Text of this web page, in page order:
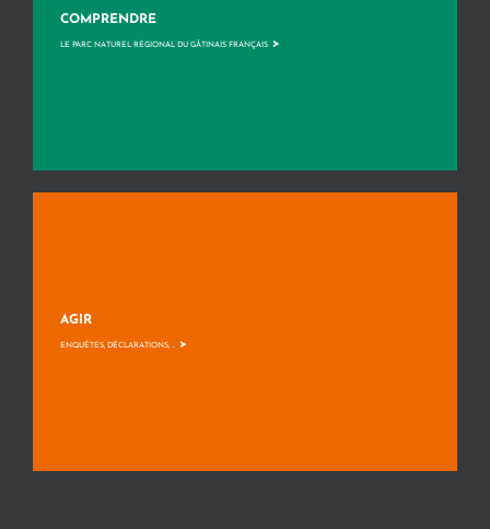
COMPRENDRE
LE PARC NATUREL RÉGIONAL DU GÂTINAIS FRANÇAIS >
AGIR
ENQUÊTES, DÉCLARATIONS, ... >